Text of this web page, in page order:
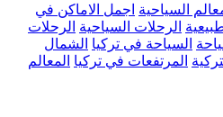
السياحية اجمل الاماكن في
الرحلات السياحية الرحلات
السياحة في تركيا الشمال
المرتفعات في تركيا المعالم